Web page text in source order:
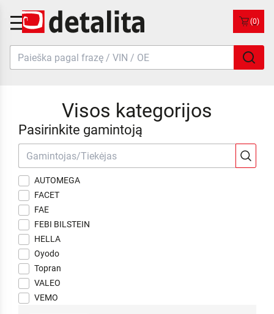
(0)
Visos kategorijos
Pasirinkite gamintoją
AUTOMEGA
FACET
FAE
FEBI BILSTEIN
HELLA
Oyodo
Topran
VALEO
VEMO